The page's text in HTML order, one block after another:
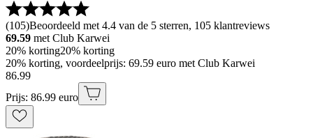
(105)Beoordeeld met 4.4 van de 5 sterren, 105 klantreviews
69.59 met Club Karwei
20% korting20% korting
20% korting, voordeelprijs: 69.59 euro met Club Karwei
86.99
Prijs: 86.99 euro